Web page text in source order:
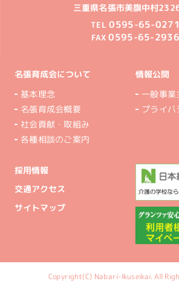
三重県名張市美旗中村
TEL 0595-65-0271
FAX 0595-65-2936
名張育成会について
基本理念
名張育成会概要
社会貢献・取組み
各種相談のご案内
情報公開
一般事業
プライバ
採用情報
交通アクセス
サイトマップ
Copyright(C) Nabari-Ikuseikai. All